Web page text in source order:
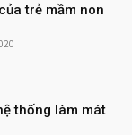
trẻ mầm non
thống làm mát